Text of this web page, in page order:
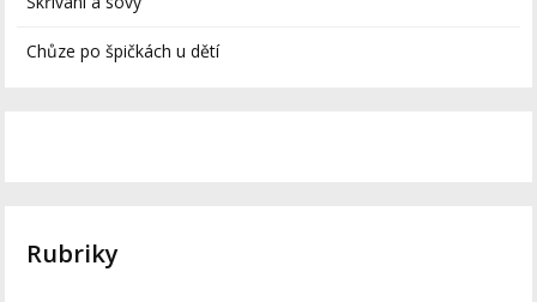
Chůze po špičkách u dětí
Rubriky